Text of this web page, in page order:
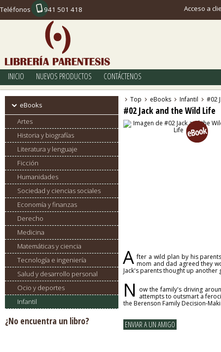
Teléfonos 941 501 418 Acceso a
INICIO NUEVOS PRODUCTOS CONTÁCTENOS
eBooks
Artes
Historia y biografías
Literatura y lenguaje
Ficción
Humanidades
Sociedad y ciencias sociales
Economía y finanzas
Derecho
Medicina
Matemáticas y ciencia
Tecnología e ingeniería
Salud y desarrollo personal
Ocio y deportes
Infantil
¿No encuentra un libro?
Top eBooks Infantil #02
#02 Jack and the Wild Life
A fter a wild plan by his
mom and dad agreed they
Jack's parents thought up another
N ow the family's driving
attempts to outsmart a
the Berenson Family Decision-